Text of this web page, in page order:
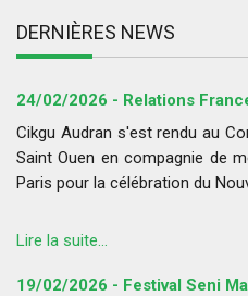
DERNIÈRES NEWS
24/02/2026 - Relations
Cikgu Audran s'est rendu au
Saint Ouen en compagnie de
Paris pour la célébration du
Lire la suite...
19/02/2026 - Festival Seni